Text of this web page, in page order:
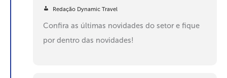
Redação Dynamic Travel
Confira as últimas novidades do setor e fique
por dentro das novidades!